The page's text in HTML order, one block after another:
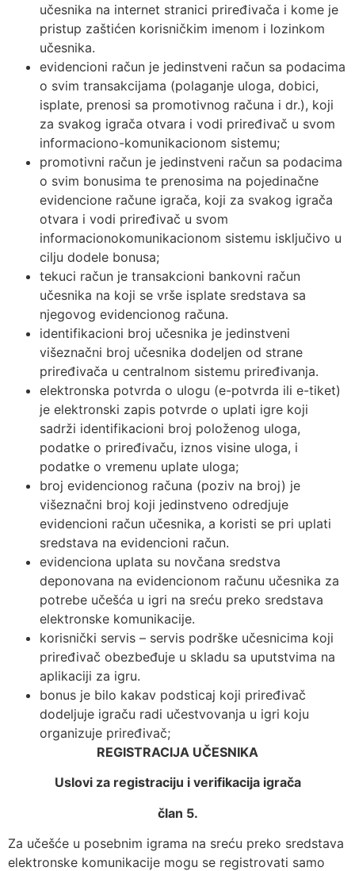
učesnika na internet stranici priređivača i kome je
pristup zaštićen korisničkim imenom i lozinkom
učesnika.
evidencioni račun je jedinstveni račun sa podacima
o svim transakcijama (polaganje uloga, dobici,
isplate, prenosi sa promotivnog računa i dr.), koji
za svakog igrača otvara i vodi priređivač u svom
informaciono-komunikacionom sistemu;
promotivni račun je jedinstveni račun sa podacima
o svim bonusima te prenosima na pojedinačne
evidencione račune igrača, koji za svakog igrača
otvara i vodi priređivač u svom
informacionokomunikacionom sistemu isključivo u
cilju dodele bonusa;
tekuci račun je transakcioni bankovni račun
učesnika na koji se vrše isplate sredstava sa
njegovog evidencionog računa.
identifikacioni broj učesnika je jedinstveni
višeznačni broj učesnika dodeljen od strane
priređivača u centralnom sistemu priređivanja.
elektronska potvrda o ulogu (e-potvrda ili e-tiket)
je elektronski zapis potvrde o uplati igre koji
sadrži identifikacioni broj položenog uloga,
podatke o priređivaču, iznos visine uloga, i
podatke o vremenu uplate uloga;
broj evidencionog računa (poziv na broj) je
višeznačni broj koji jedinstveno odredjuje
evidencioni račun učesnika, a koristi se pri uplati
sredstava na evidencioni račun.
evidenciona uplata su novčana sredstva
deponovana na evidencionom računu učesnika za
potrebe učešća u igri na sreću preko sredstava
elektronske komunikacije.
korisnički servis – servis podrške učesnicima koji
priređivač obezbeđuje u skladu sa uputstvima na
aplikaciji za igru.
bonus je bilo kakav podsticaj koji priređivač
dodeljuje igraču radi učestvovanja u igri koju
organizuje priređivač;
REGISTRACIJA UČESNIKA
Uslovi za registraciju i verifikacija igrača
član 5.
Za učešće u posebnim igrama na sreću preko sredstava
elektronske komunikacije mogu se registrovati samo